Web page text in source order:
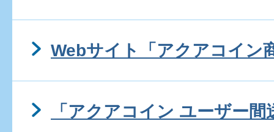
Webサイト「アクアコイン
「アクアコイン ユーザー